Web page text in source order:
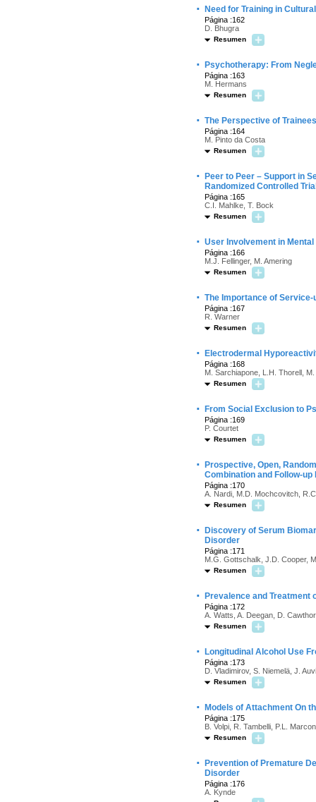
· Need for Training in
Página :162
D. Bhugra
Resumen
· Psychotherapy: From
Página :163
M. Hermans
Resumen
· The Perspective of
Página :164
M. Pinto da Costa
Resumen
·
Peer to Peer – Support in
Randomized Controlled
Página :165
C.I. Mahlke, T. Bock
Resumen
· User Involvement in
Página :166
M.J. Fellinger, M. Amering
Resumen
· The Importance of
Página :167
R. Warner
Resumen
· Electrodermal
Página :168
M. Sarchiapone, L.H. Thorell,
Resumen
· From Social Exclusion to
Página :169
P. Courtet
Resumen
·
Prospective, Open,
Combination and Follow-
Página :170
A. Nardi, M.D. Mochcovitch,
Resumen
·
Discovery of Serum
Disorder
Página :171
M.G. Gottschalk, J.D. Cooper,
Resumen
· Prevalence and
Página :172
A. Watts, A. Deegan, D.
Resumen
· Longitudinal Alcohol Use
Página :173
D. Vladimirov, S. Niemelä, J.
Resumen
· Models of Attachment On
Página :175
B. Volpi, R. Tambelli, P.L.
Resumen
·
Prevention of Premature
Disorder
Página :176
A. Kynde